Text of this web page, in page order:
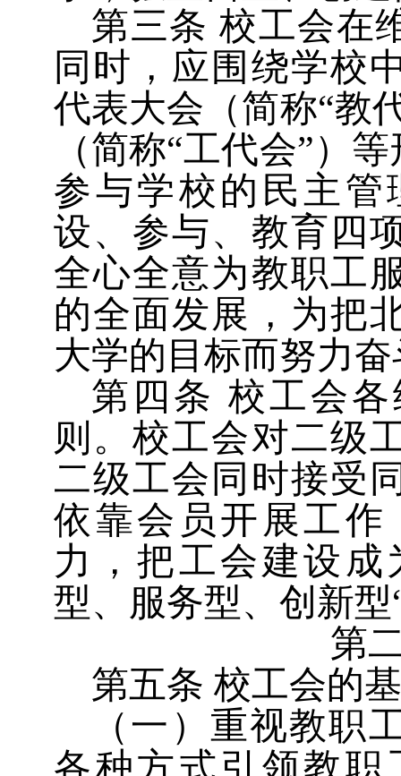
第三条 校工会在
同时，应围绕学校
代表大会（简称“教
（简称“工代会”）
参与学校的民主
设、参与、教育四
全心全意为教职工
的全面发展，为把
大学的目标而努力
第四条 校工会
则。校工会对二级
二级工会同时接受
依靠会员开展工作
力，把工会建设
型、服务型、创新型
第
第五条 校工会的
（一）重视教职
各种方式引领教